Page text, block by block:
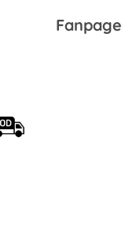
Fanpage